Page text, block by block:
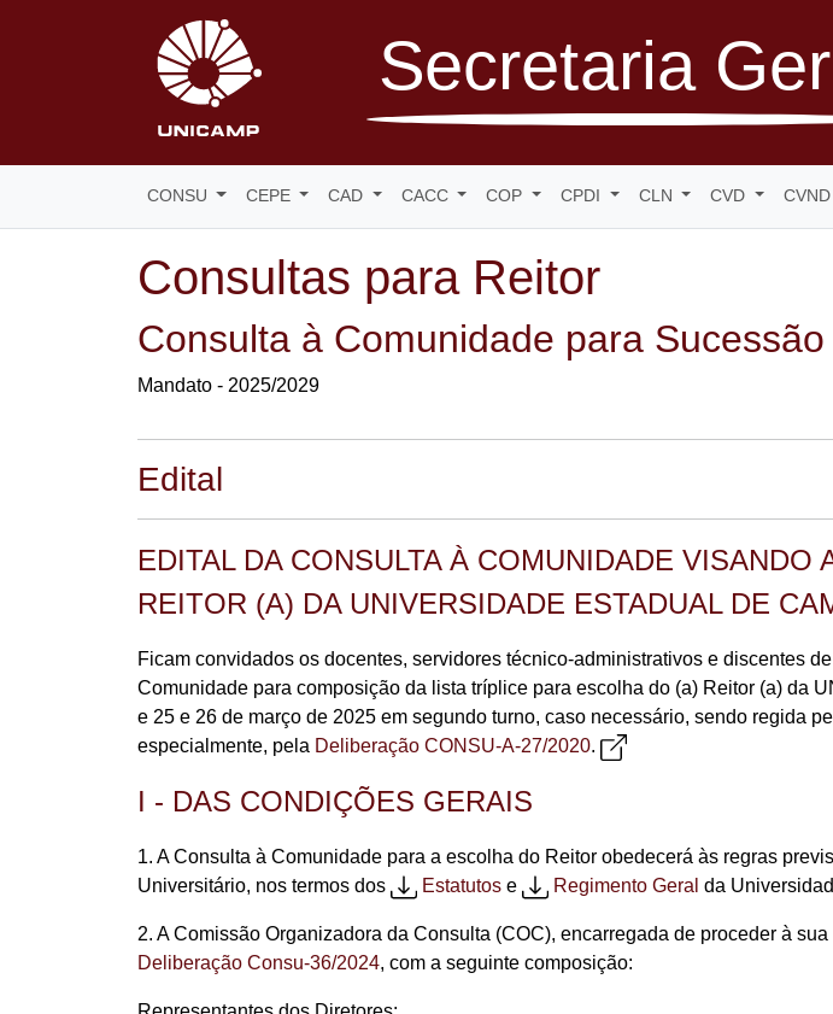
Secretaria
CONSU CEPE CAD CACC COP CPDI CLN CVD CVND
Consultas para Reitor
Consulta à Comunidade para
Mandato - 2025/2029
Edital
EDITAL DA CONSULTA À COMUNIDADE VISANDO
REITOR (A) DA UNIVERSIDADE ESTADUAL DE
Ficam convidados os docentes, servidores técnico-administrativos e discentes
Comunidade para composição da lista tríplice para escolha do (a) Reitor (a) da
e 25 e 26 de março de 2025 em segundo turno, caso necessário, sendo regida
especialmente, pela Deliberação CONSU-A-27/2020.
I - DAS CONDIÇÕES GERAIS
1. A Consulta à Comunidade para a escolha do Reitor obedecerá às regras
Universitário, nos termos dos
Estatutos e Regimento Geral da
2. A Comissão Organizadora da Consulta (COC), encarregada de proceder à
Deliberação Consu-36/2024, com a seguinte composição: